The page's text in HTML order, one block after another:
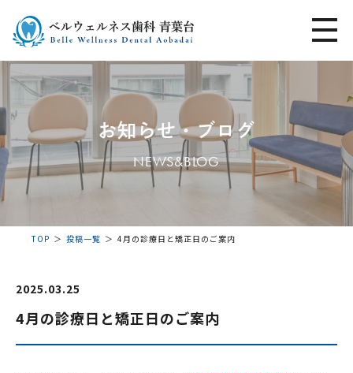
お知らせ・ブログ
NEWS&BLOG
TOP 投稿一覧 4月の診療日と矯正日のご案内
2025.03.25
4月の診療日と矯正日のご案内